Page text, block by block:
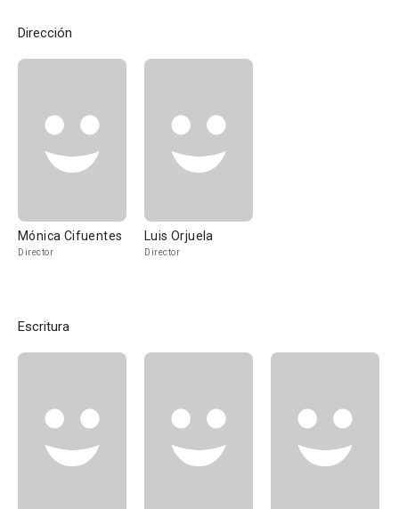
Dirección
Mónica Cifuentes
Director
Luis Orjuela
Director
Escritura